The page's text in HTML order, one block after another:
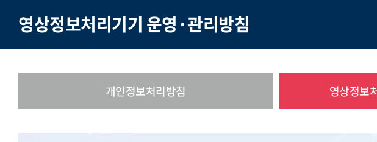
영상정보처리기기 운영·관리방침
개인정보처리방침 영상정보